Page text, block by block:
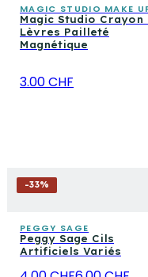
MAGIC STUDIO MAKE
Magic Studio Crayon
Lèvres Pailleté
Magnétique
3.00 CHF
-33%
PEGGY SAGE
Peggy Sage Cils
Artificiels Variés